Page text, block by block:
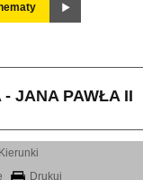
JANA PAWŁA II
Kierunki
Drukuj